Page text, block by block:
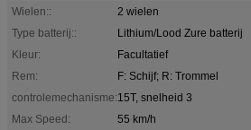
Wielen::
2 wielen
Type batterij::
Lithium/Lood Zure batterij
Kleur:
Facultatief
Rem:
F: Schijf; R: Trommel
controlemechanisme:15T, snelheid 3
Max Speed:
55 km/h